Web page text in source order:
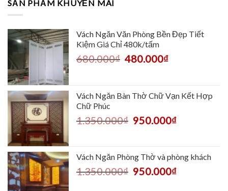
SẢN PHẨM KHUYẾN MÃI
Vách Ngăn Văn Phòng Bền Đẹp Tiết
Kiệm Giá Chỉ 480k/tấm
680.000₫ 480.000₫
Vách Ngăn Bàn Thờ Chữ Vạn Kết Hợp
Chữ Phúc
1.350.000₫ 950.000₫
Vách Ngăn Phòng Thờ và phòng khách
1.350.000₫ 950.000₫